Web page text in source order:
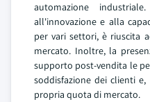
automazione
all'innovazione e alla
per vari settori, è riuscita
mercato. Inoltre, la
supporto post-vendita le
soddisfazione dei clienti
propria quota di mercato.